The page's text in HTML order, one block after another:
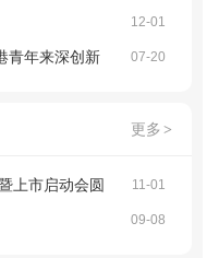
12-01
07-20
青年来深创新
更多 >
11-01
上市启动会圆
09-08